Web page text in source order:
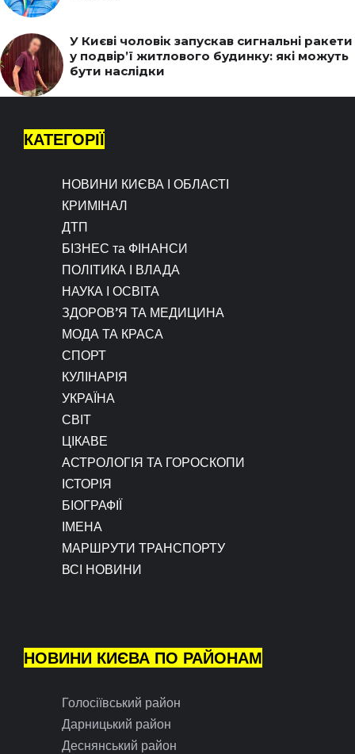
У Києві чоловік запускав сигнальні ракети
у подвір’ї житлового будинку: які можуть
бути наслідки
КАТЕГОРІЇ
НОВИНИ КИЄВА І ОБЛАСТІ
КРИМІНАЛ
ДТП
БІЗНЕС та ФІНАНСИ
ПОЛІТИКА І ВЛАДА
НАУКА І ОСВІТА
ЗДОРОВ’Я ТА МЕДИЦИНА
МОДА ТА КРАСА
СПОРТ
КУЛІНАРІЯ
УКРАЇНА
СВІТ
ЦІКАВЕ
АСТРОЛОГІЯ ТА ГОРОСКОПИ
ІСТОРІЯ
БІОГРАФІЇ
ІМЕНА
МАРШРУТИ ТРАНСПОРТУ
ВСІ НОВИНИ
НОВИНИ КИЄВА ПО РАЙОНАМ
Голосіївський район
Дарницький район
Деснянський район